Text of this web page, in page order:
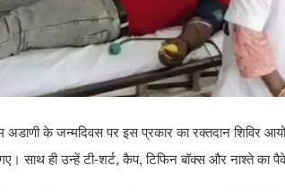
अडाणी के जन्मदिवस पर इस प्रकार का रक्तदान शिविर
साथ ही उन्हें टी-शर्ट, कैप, टिफिन बॉक्स और नाश्ते का